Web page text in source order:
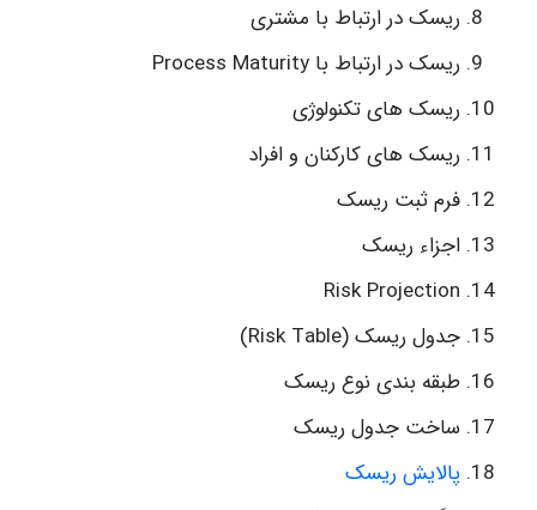
ریسک در ارتباط با مشتری
ریسک در ارتباط با Process Maturity
ریسک های تکنولوژی
ریسک های کارکنان و افراد
فرم ثبت ریسک
اجزاء ریسک
Risk Projection
جدول ریسک (Risk Table)
طبقه بندی نوع ریسک
ساخت جدول ریسک
پالایش ریسک